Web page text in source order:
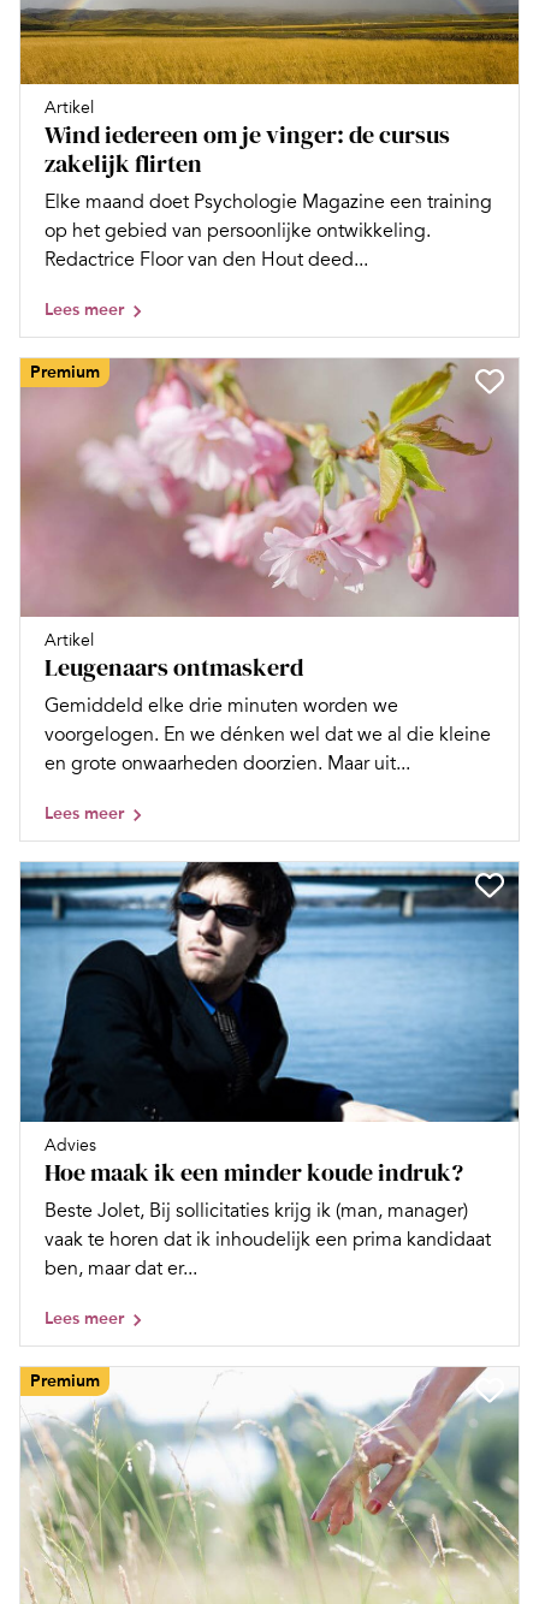
Artikel
Wind iedereen om je vinger: de cursus
zakelijk flirten
Elke maand doet Psychologie Magazine een training
op het gebied van persoonlijke ontwikkeling.
Redactrice Floor van den Hout deed...
Lees meer
Premium
Artikel
Leugenaars ontmaskerd
Gemiddeld elke drie minuten worden we
voorgelogen. En we dénken wel dat we al die kleine
en grote onwaarheden doorzien. Maar uit...
Lees meer
Advies
Hoe maak ik een minder koude indruk?
Beste Jolet, Bij sollicitaties krijg ik (man, manager)
vaak te horen dat ik inhoudelijk een prima kandidaat
ben, maar dat er...
Lees meer
Premium